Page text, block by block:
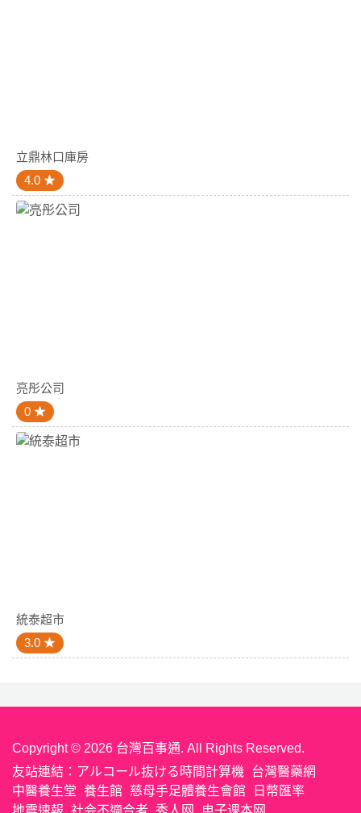
立鼎林口庫房
4.0
亮彤公司
0
統泰超市
3.0
Copyright © 2026 台灣百事通. All Rights Reserved.
友站連結： アルコール抜ける時間計算機
台灣醫藥網
中醫養生堂 養生館 慈母手足體養生會館
日幣匯率
地震速報 社会不適合者 秀人网 电子课本网